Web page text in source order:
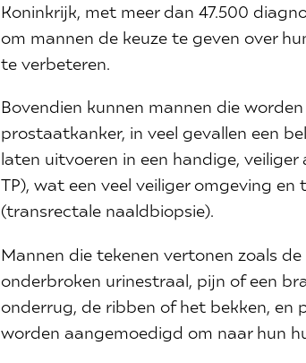
Koninkrijk, met meer dan 47.500
om mannen de keuze te geven over
te verbeteren.
Bovendien kunnen mannen die
prostaatkanker, in veel gevallen een
laten uitvoeren in een handige,
TP), wat een veel veiliger omgeving
(transrectale naaldbiopsie).
Mannen die tekenen vertonen zoals
onderbroken urinestraal, pijn of een
onderrug, de ribben of het bekken, en
worden aangemoedigd om naar hun